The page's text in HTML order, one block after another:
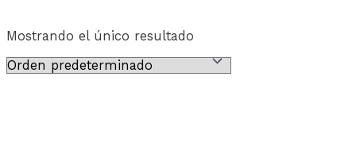
Mostrando el único resultado